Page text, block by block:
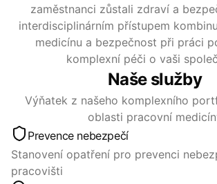
zaměstnanci zůstali zdraví a
interdisciplinárním přístupem
medicínu a bezpečnost při práci
komplexní péči o vaši
Naše služby
Výňatek z našeho komplexního
oblasti pracovní
Prevence nebezpečí
Stanovení opatření pro prevenci
pracovišti